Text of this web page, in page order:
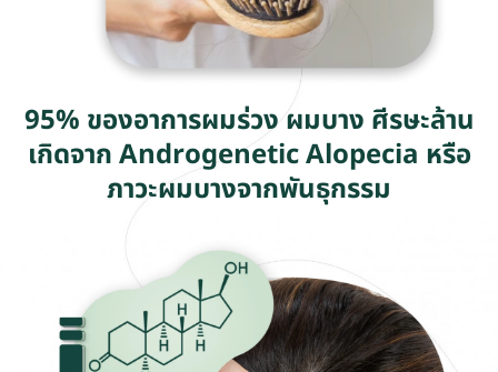
95% ของอาการผมร่วง ผมบาง ศีรษะล้าน
เกิดจาก Androgenetic Alopecia หรือ
ภาวะผมบางจากพันธุกรรม